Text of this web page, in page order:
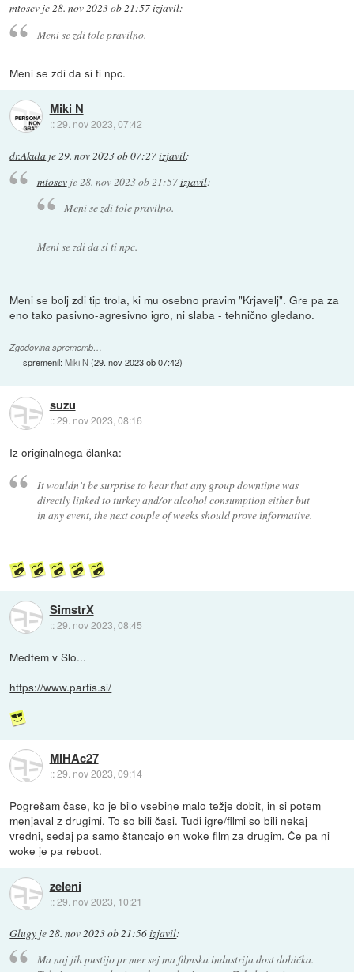
mtosev je28. nov 2023 ob 21:57izjavil:
Meni se zdi tole pravilno.
Meni se zdi da si ti npc.
Miki N
::29. nov 2023, 07:42
dr.Akula je29. nov 2023 ob 07:27izjavil:
mtosevje28. nov 2023 ob 21:57izjavil:
Meni se zdi tole pravilno.
Meni se zdi da si ti npc.
Meni se bolj zdi tip trola, ki mu osebno pravim "Krjavelj". Gre pa za
eno tako pasivno-agresivno igro, ni slaba - tehnično gledano.
Zgodovina sprememb…
spremenil:Miki N (29. nov 2023 ob 07:42)
suzu
::29. nov 2023, 08:16
Iz originalnega članka:
It wouldn’t be surprise to hear that any group downtime was
directly linked to turkey and/or alcohol consumption either but
in any event, the next couple of weeks should prove informative.
SimstrX
::29. nov 2023, 08:45
Medtem v Slo...
https://www.partis.si/
MIHAc27
::29. nov 2023, 09:14
Pogrešam čase, ko je bilo vsebine malo težje dobit, in si potem
menjaval z drugimi. To so bili časi. Tudi igre/filmi so bili nekaj
vredni, sedaj pa samo štancajo en woke film za drugim. Če pa ni
woke je pa reboot.
zeleni
::29. nov 2023, 10:21
Glugy je28. nov 2023 ob 21:56izjavil:
Ma naj jih pustijo pr mer sej ma filmska industrija dost dobička.